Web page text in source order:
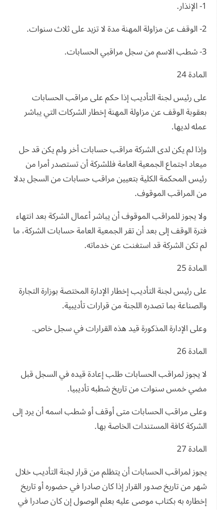
1- الإنذار.
2- الوقف عن مزاولة المهنة مدة لا تزيد على ثلاث سنوات.
3- شطب الاسم من سجل مراقبي الحسابات.
المادة 24
على رئيس لجنة التأديب إذا حكم على مراقب الحسابات
بعقوبة الوقف عن مزاولة المهنة إخطار الشركات التي يباشر
عمله لديها.
وإذا لم يكن لدى الشركة مراقب حسابات أخر ولم يكن قد حل
ميعاد اجتماع الجمعية العامة فللشركة أن تستصدر أمرا من
رئيس المحكمة الكلية بتعيين مراقب حسابات من السجل بدلا
من المراقب الموقوف.
ولا يجوز للمراقب الموقوف أن يباشر أعمال الشركة بعد انتهاء
فترة الوقف إلى بعد أن تقر الجمعية العامة حسابات الشركة، ما
لم تكن الشركة قد استغنت عن خدماته.
المادة 25
على رئيس لجنة التأديب إخطار الإدارة المختصة بوزارة التجارة
والصناعة بما تصدره اللجنة من قرارات تأديبية.
وعلى الإدارة المذكورة قيد هذه القرارات في سجل خاص.
المادة 26
لا يجوز لمراقب الحسابات طلب إعادة قيده في السجل قبل
مضي خمس سنوات من تاريخ شطبه تأديبيا.
وعلى مراقب الحسابات متى أوقف أو شطب اسمه أن يرد إلى
الشركة كافة المستندات الخاصة بها.
المادة 27
يجوز لمراقب الحسابات أن يتظلم من قرار لجنة التأديب خلال
شهر من تاريخ صدور القرار إذا كان صادرا في حضوره أو تاريخ
إخطاره به بكتاب موصى عليه بعلم الوصول إن كان صادرا في